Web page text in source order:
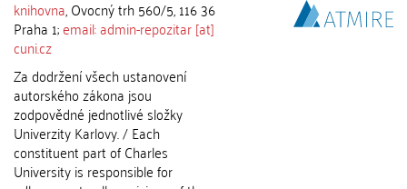
knihovna, Ovocný trh 560/5, 116 36
Praha 1;email: admin-repozitar [at]
cuni.cz
Za dodržení všech ustanovení
autorského zákona jsou
zodpovědné jednotlivé složky
Univerzity Karlovy. / Each
constituent part of Charles
University is responsible for